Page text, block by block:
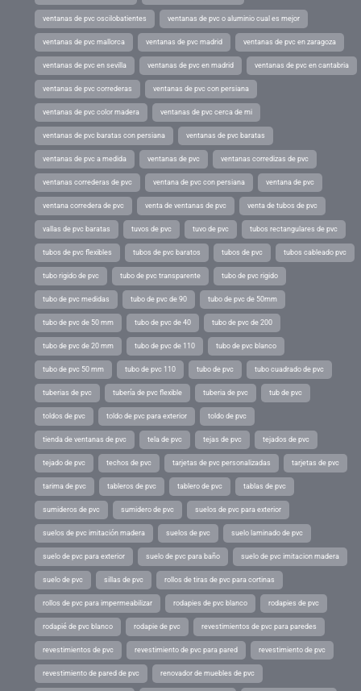
ventanas de pvc oscilobatientes ventanas de pvc o aluminio cual es mejor
ventanas de pvc mallorca ventanas de pvc madrid ventanas de pvc en zaragoza
ventanas de pvc en sevilla ventanas de pvc en madrid ventanas de pvc en cantabria
ventanas de pvc correderas ventanas de pvc con persiana
ventanas de pvc color madera ventanas de pvc cerca de mi
ventanas de pvc baratas con persiana ventanas de pvc baratas
ventanas de pvc a medida ventanas de pvc ventanas corredizas de pvc
ventanas correderas de pvc ventana de pvc con persiana ventana de pvc
ventana corredera de pvc venta de ventanas de pvc venta de tubos de pvc
vallas de pvc baratas tuvos de pvc tuvo de pvc tubos rectangulares de pvc
tubos de pvc flexibles tubos de pvc baratos tubos de pvc tubos cableado pvc
tubo rigido de pvc tubo de pvc transparente tubo de pvc rigido
tubo de pvc medidas tubo de pvc de 90 tubo de pvc de 50mm
tubo de pvc de 50 mm tubo de pvc de 40 tubo de pvc de 200
tubo de pvc de 20 mm tubo de pvc de 110 tubo de pvc blanco
tubo de pvc 50 mm tubo de pvc 110 tubo de pvc tubo cuadrado de pvc
tuberias de pvc tubería de pvc flexible tuberia de pvc tub de pvc
toldos de pvc toldo de pvc para exterior toldo de pvc
tienda de ventanas de pvc tela de pvc tejas de pvc tejados de pvc
tejado de pvc techos de pvc tarjetas de pvc personalizadas tarjetas de pvc
tarima de pvc tableros de pvc tablero de pvc tablas de pvc
sumideros de pvc sumidero de pvc suelos de pvc para exterior
suelos de pvc imitación madera suelos de pvc suelo laminado de pvc
suelo de pvc para exterior suelo de pvc para baño suelo de pvc imitacion madera
suelo de pvc sillas de pvc rollos de tiras de pvc para cortinas
rollos de pvc para impermeabilizar rodapies de pvc blanco rodapies de pvc
rodapié de pvc blanco rodapie de pvc revestimientos de pvc para paredes
revestimientos de pvc revestimiento de pvc para pared revestimiento de pvc
revestimiento de pared de pvc renovador de muebles de pvc